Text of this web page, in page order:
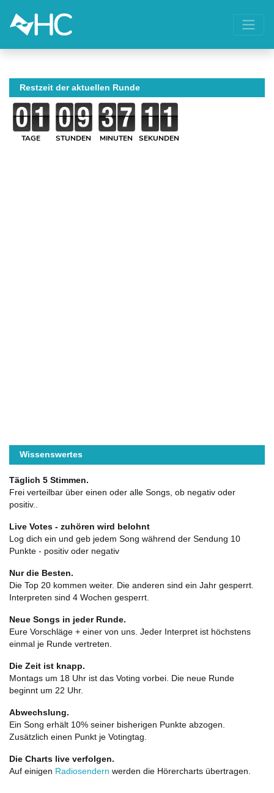
Restzeit der aktuellen Runde
TAGE STUNDEN MINUTEN SEKUNDEN
Wissenswertes
Täglich 5 Stimmen.
Frei verteilbar über einen oder alle Songs, ob negativ oder
positiv..
Live Votes - zuhören wird belohnt
Log dich ein und geb jedem Song während der Sendung 10
Punkte - positiv oder negativ
Nur die Besten.
Die Top 20 kommen weiter. Die anderen sind ein Jahr gesperrt.
Interpreten sind 4 Wochen gesperrt.
Neue Songs in jeder Runde.
Eure Vorschläge + einer von uns. Jeder Interpret ist höchstens
einmal je Runde vertreten.
Die Zeit ist knapp.
Montags um 18 Uhr ist das Voting vorbei. Die neue Runde
beginnt um 22 Uhr.
Abwechslung.
Ein Song erhält 10% seiner bisherigen Punkte abzogen.
Zusätzlich einen Punkt je Votingtag.
Die Charts live verfolgen.
Auf einigen Radiosendern werden die Hörercharts übertragen.